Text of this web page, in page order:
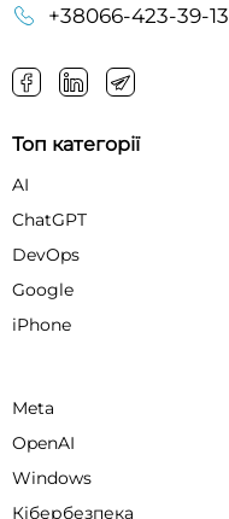
+38066-423-39-13
Топ категорії
AI
ChatGPT
DevOps
Google
iPhone
Meta
OpenAI
Windows
Кібербезпека